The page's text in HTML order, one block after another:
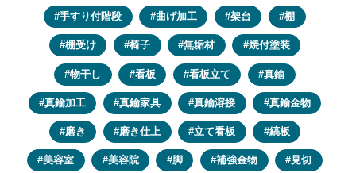
手すり付階段 曲げ加工 架台 棚
棚受け 椅子 無垢材 焼付塗装
物干し 看板 看板立て 真鍮
真鍮加工 真鍮家具 真鍮溶接 真鍮金物
磨き 磨き仕上 立て看板 縞板
美容室 美容院 脚 補強金物 見切